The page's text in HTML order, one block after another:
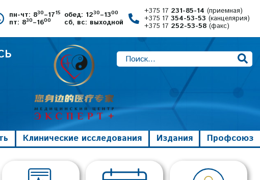
пн-чт: 830–1715
пт: 830–1600
обед: 1230–1300
сб, вс: выходной
+375 17 231-85-14(приемная)
+375 17354-53-53(канцелярия)
+375 17 252-53-58(факс)
Клинические исследования Издания Профсоюз